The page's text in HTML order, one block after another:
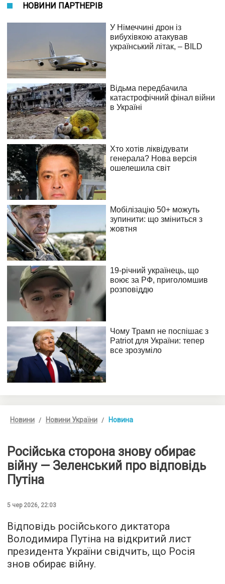
НОВИНИ ПАРТНЕРІВ
Новини Новини України Новина
Російська сторона знову обирає
війну — Зеленський про відповідь
Путіна
5 чер 2026, 22:03
Відповідь російського диктатора
Володимира Путіна на відкритий лист
президента України свідчить, що Росія
знов обирає війну.